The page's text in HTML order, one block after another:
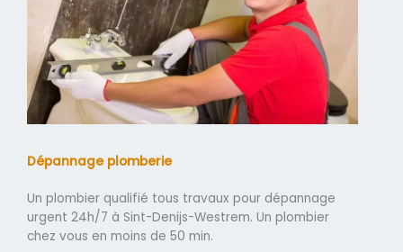
Dépannage plomberie
Un plombier qualifié tous travaux pour dépannage
urgent 24h/7 à Sint-Denijs-Westrem. Un plombier
chez vous en moins de 50 min.